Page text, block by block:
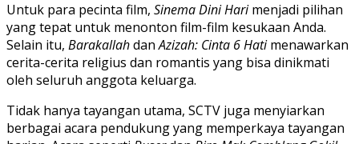
Untuk para pecinta film, Sinema Dini Harimenjadi pilihan
yang tepat untuk menonton film-film kesukaan Anda.
Selain itu, BarakallahdanAzizah: Cinta 6 Hatimenawarkan
cerita-cerita religius dan romantis yang bisa dinikmati
oleh seluruh anggota keluarga.
Tidak hanya tayangan utama, SCTV juga menyiarkan
berbagai acara pendukung yang memperkaya tayangan